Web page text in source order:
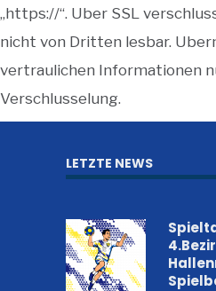
„https://“. Uber SSL
nicht von Dritten lesbar.
vertraulichen Informationen
Verschlusselung.
LETZTE NEWS